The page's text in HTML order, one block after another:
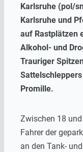
Karlsruhe (pol/
Karlsruhe und
auf Rastplätzen
Alkohol- und
Trauriger
Promille.
Zwischen 18
Fahrer der
an den Tank-